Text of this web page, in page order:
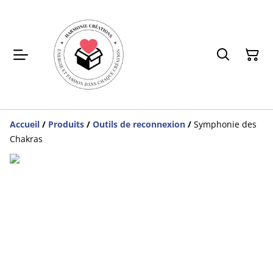
Accueil / Produits / Outils de reconnexion / Symphonie des
Chakras